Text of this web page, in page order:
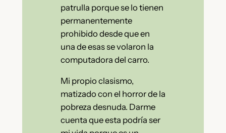
patrulla porque se lo tienen
permanentemente
prohibido desde que en
una de esas se volaron la
computadora del carro.
Mi propio clasismo,
matizado con el horror de la
pobreza desnuda. Darme
cuenta que esta podría ser